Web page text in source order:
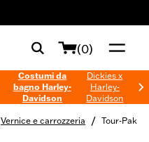
(0)
Costumi da
bagno Harley-
Davidson
Dickies x
Harley-
Davidson
Vernice e carrozzeria / Tour-Pak